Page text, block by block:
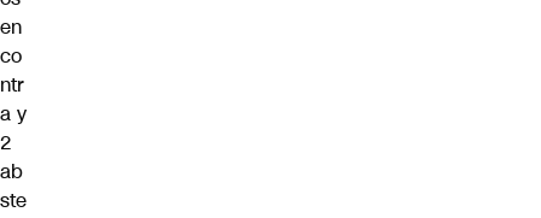
en
co
ntr
a y
2
ab
ste